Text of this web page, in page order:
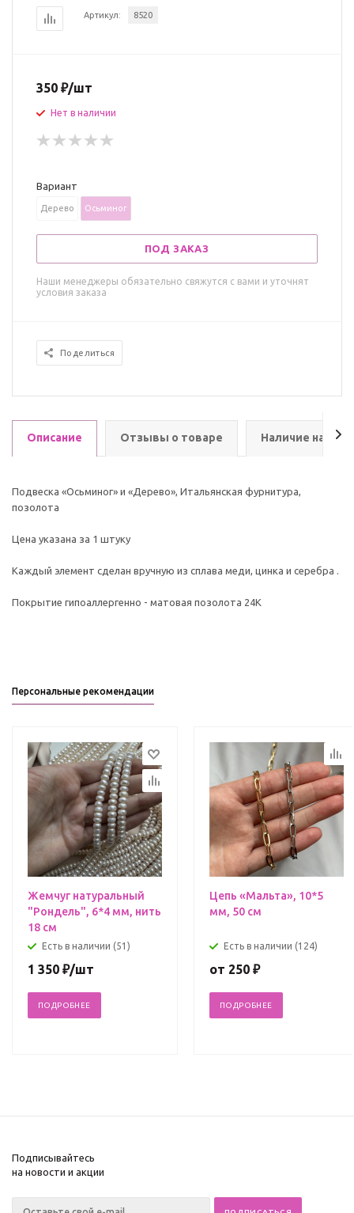
Артикул: 8520
350 ₽/шт
Нет в наличии
Вариант
Дерево Осьминог
ПОД ЗАКАЗ
Наши менеджеры обязательно свяжутся с вами и уточнят
условия заказа
Поделиться
Описание Отзывы о товаре Наличие на
Подвеска «Осьминог» и «Дерево», Итальянская фурнитура,
позолота
Цена указана за 1 штуку
Каждый элемент сделан вручную из сплава меди, цинка и серебра .
Покрытие гипоаллергенно - матовая позолота 24К
Персональные рекомендации
Жемчуг натуральный
"Рондель", 6*4 мм, нить
18 см
Есть в наличии (51)
1 350 ₽/шт
ПОДРОБНЕЕ
Цепь «Мальта», 10*5
мм, 50 см
Есть в наличии (124)
от 250 ₽
ПОДРОБНЕЕ
Подписывайтесь
на новости и акции